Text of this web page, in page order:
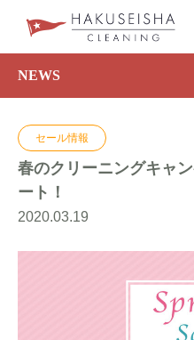
NEWS
セール情報
春のクリーニングキャ
ート！
2020.03.19